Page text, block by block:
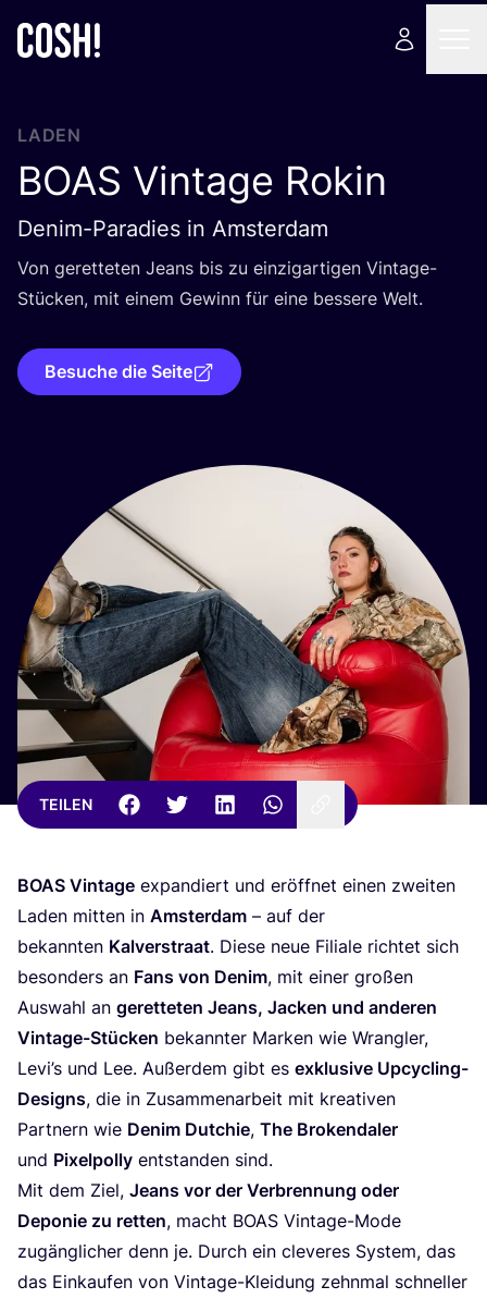
LADEN
BOAS Vintage Rokin
Denim-Paradies in Amsterdam
Von geret­te­ten Jeans bis zu ein­zig­ar­ti­gen Vin­ta­ge-
Stü­cken, mit einem Gewinn für eine bes­se­re Welt.
Besuche die Seite
TEILEN
BOAS Vin­ta­ge expan­diert und eröff­net einen zwei­ten
Laden mit­ten in Ams­ter­dam – auf der
bekann­ten Kal­ver­stra­at. Die­se neue Filia­le rich­tet sich
beson­ders an Fans von Den­im, mit einer gro­ßen
Aus­wahl an geret­te­ten Jeans, Jacken und ande­ren
Vin­ta­ge-Stü­cken bekann­ter Mar­ken wie Wrang­ler,
Levi’s und Lee. Außer­dem gibt es exklu­si­ve Upcy­cling-
Designs, die in Zusam­men­ar­beit mit krea­ti­ven
Part­nern wie Den­im Dut­chie, The Bro­kend­a­ler
und Pixel­pol­ly ent­stan­den sind.
Mit dem Ziel, Jeans vor der Ver­bren­nung oder
Depo­nie zu ret­ten, macht BOAS Vin­ta­ge-Mode
zugäng­li­cher denn je. Durch ein cle­ve­res Sys­tem, das
das Ein­kau­fen von Vin­ta­ge-Klei­dung zehn­mal schnel­ler